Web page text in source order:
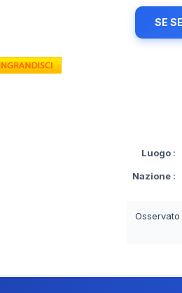
SE
Luogo :
Nazione :